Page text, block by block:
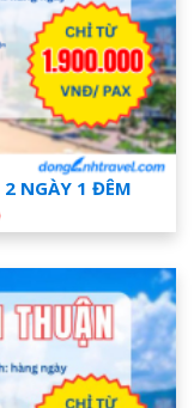
2 NGÀY 1 ĐÊM